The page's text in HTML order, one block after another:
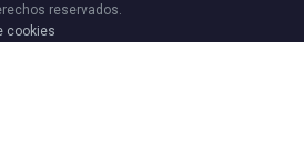
reservados.
cookies